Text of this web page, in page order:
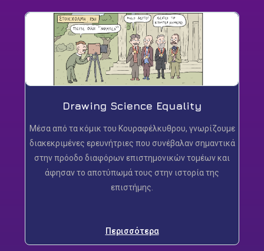
Drawing Science Equality
Μέσα από τα κόμικ του Κουραφέλκυθρου, γνωρίζουμε
διακεκριμένες ερευνήτριες που συνέβαλαν σημαντικά
στην πρόοδο διαφόρων επιστημονικών τομέων και
άφησαν το αποτύπωμά τους στην ιστορία της
επιστήμης.
Περισσότερα